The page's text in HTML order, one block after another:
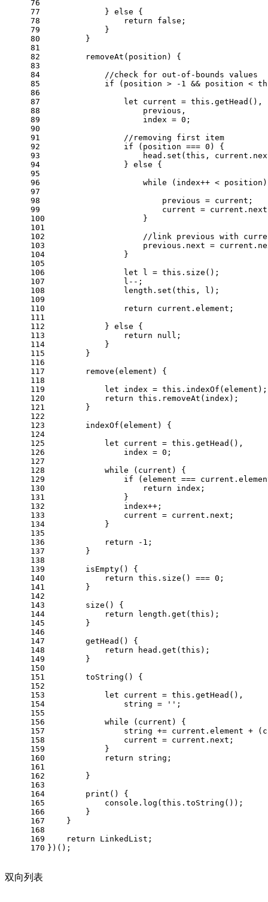
76
77
78
79
80
81
82
83
84
85
86
87
88
89
90
91
92
93
94
95
96
97
98
99
100
101
102
103
104
105
106
107
108
109
110
111
112
113
114
115
116
117
118
119
120
121
122
123
124
125
126
127
128
129
130
131
132
133
134
135
136
137
138
139
140
141
142
143
144
145
146
147
148
149
150
151
152
153
154
155
156
157
158
159
160
161
162
163
164
165
166
167
168
169
170
            }
else {
return
false ;
            }
        }
removeAt ( position ) {
//check for out-of-bounds values
if (position > - 1 && position <
let current = this . getHead (),
                    previous,
                    index =
0 ;
//removing first item
if (position === 0 ) {
                    head.
set ( this , current.
                }
else {
while (index++ <
                        previous = current;
                        current = current.
next
                    }
//link previous with
                    previous.
next = current.
                }
let l = this . size ();
                l--;
                length.
set ( this , l);
return current. element ;
            }
else {
return
null ;
            }
        }
remove ( element ) {
let index = this . indexOf (element);
return this . removeAt (index);
        }
indexOf ( element ) {
let current = this . getHead (),
                index =
0 ;
while (current) {
if (element === current.
return index;
                }
                index++;
                current = current.
next ;
            }
return - 1 ;
        }
isEmpty( ) {
return this . size () === 0 ;
        }
size ( ) {
return length. get ( this );
        }
getHead ( ) {
return head. get ( this );
        }
toString ( ) {
let current = this . getHead (),
                string =
'' ;
while (current) {
                string += current.
element +
                current = current.
next ;
            }
return string;
        }
print ( ) {
console . log ( this . toString ());
        }
    }
return
LinkedList ;
})();
双向列表